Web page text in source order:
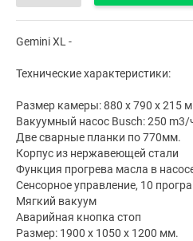
Gemini XL -
Технические характеристики:
Размер камеры: 880 x 790 x 215
Вакуумный насос Busch: 250 m3/
Две сварные планки по 770мм.
Корпус из нержавеющей стали
Функция прогрева масла в
Сенсорное управление, 10
Мягкий вакуум
Аварийная кнопка стоп
Размер: 1900 x 1050 x 1200 мм.